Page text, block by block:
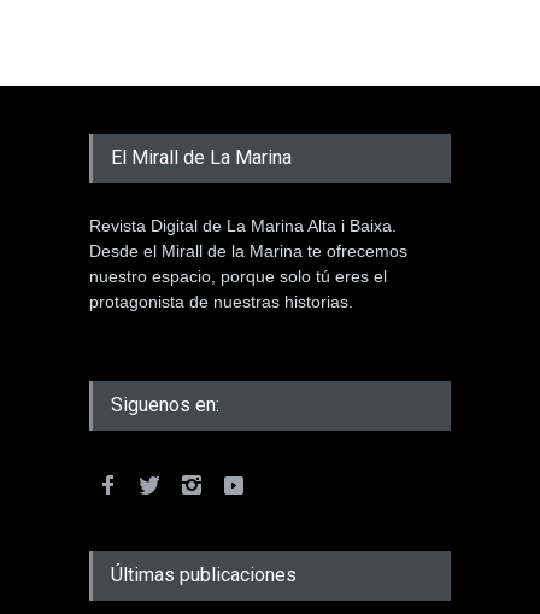
El Mirall de La Marina
Revista Digital de La Marina Alta i Baixa.
Desde el Mirall de la Marina te ofrecemos
nuestro espacio, porque solo tú eres el
protagonista de nuestras historias.
Siguenos en:
Últimas publicaciones